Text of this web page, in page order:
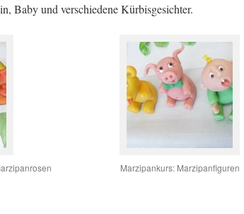
Baby und verschiedene Kürbisgesichter.
Marzipankurs: Marzipanfiguren